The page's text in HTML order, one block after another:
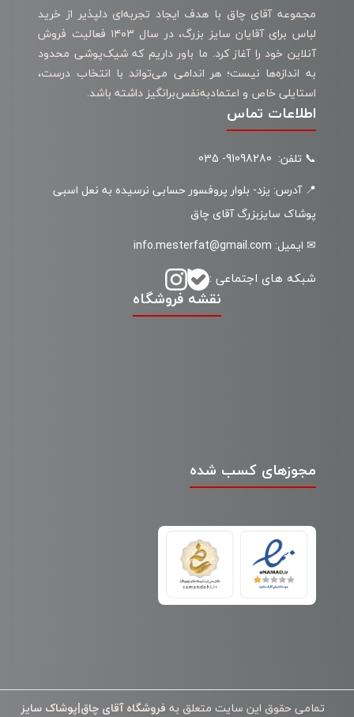
مجموعه آقای چاق با هدف ایجاد تجربه‌ای دلپذیر از خرید
لباس برای آقایان سایز بزرگ، در سال ۱۴۰۳ فعالیت فروش
آنلاین خود را آغاز کرد. ما باور داریم که شیک‌پوشی محدود
به اندازه‌ها نیست؛ هر اندامی می‌تواند با انتخاب درست،
استایلی خاص و اعتمادبه‌نفس‌برانگیز داشته باشد.
مجوزهای کسب شده
اطلاعات تماس
📞 تلفن: 91098280- 035
📍 آدرس: یزد- بلوار پروفسور حسابی نرسیده به نعل اسبی
پوشاک سایزبزرگ آقای چاق
✉ ایمیل: info.mesterfat@gmail.com
شبکه های اجتماعی :
نقشه فروشگاه
تمامی حقوق این سایت متعلق به فروشگاه آقای چاق|پوشاک سایز